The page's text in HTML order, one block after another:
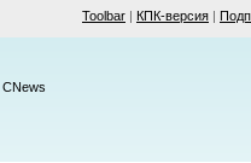
Toolbar | КПК-версия |
CNews